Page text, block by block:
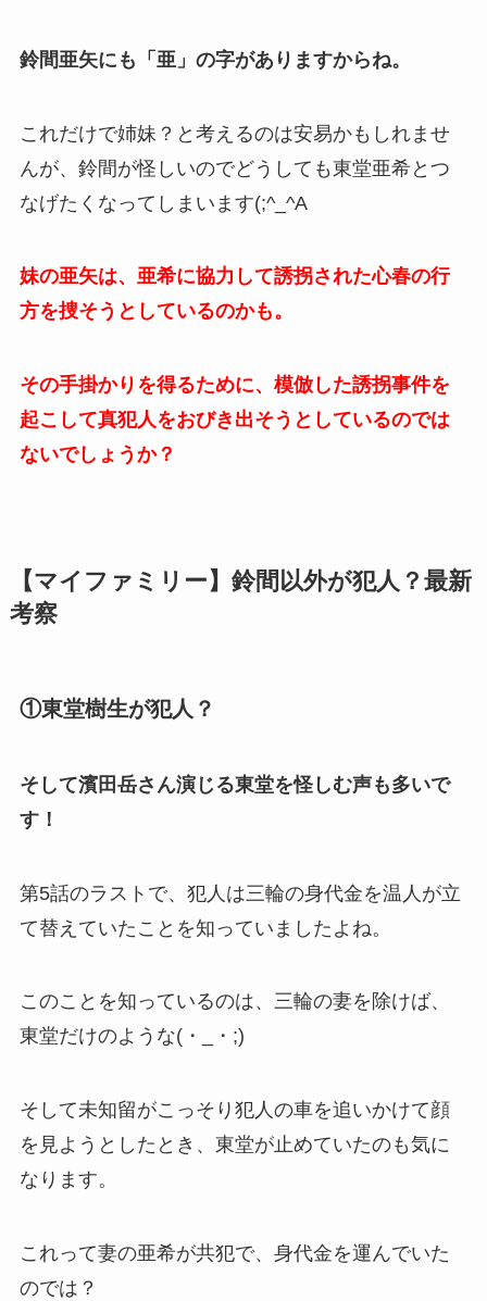
鈴間亜矢にも「亜」の字がありますからね。
これだけで姉妹？と考えるのは安易かもしれませ
んが、鈴間が怪しいのでどうしても東堂亜希とつ
なげたくなってしまいます(;^_^A
妹の亜矢は、亜希に協力して誘拐された心春の行
方を捜そうとしているのかも。
その手掛かりを得るために、模倣した誘拐事件を
起こして真犯人をおびき出そうとしているのでは
ないでしょうか？
【マイファミリー】鈴間以外が犯人？最新
考察
①東堂樹生が犯人？
そして濱田岳さん演じる東堂を怪しむ声も多いで
す！
第5話のラストで、犯人は三輪の身代金を温人が立
て替えていたことを知っていましたよね。
このことを知っているのは、三輪の妻を除けば、
東堂だけのような(・_・;)
そして未知留がこっそり犯人の車を追いかけて顔
を見ようとしたとき、東堂が止めていたのも気に
なります。
これって妻の亜希が共犯で、身代金を運んでいた
のでは？